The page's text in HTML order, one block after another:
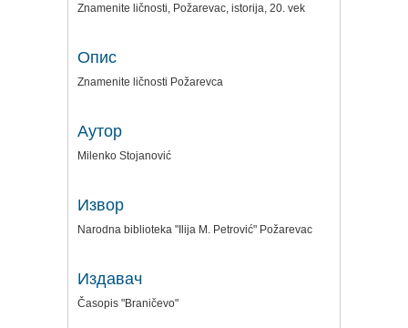
Znamenite ličnosti, Požarevac, istorija, 20. vek
Опис
Znamenite ličnosti Požarevca
Аутор
Milenko Stojanović
Извор
Narodna biblioteka "Ilija M. Petrović" Požarevac
Издавач
Časopis "Braničevo"